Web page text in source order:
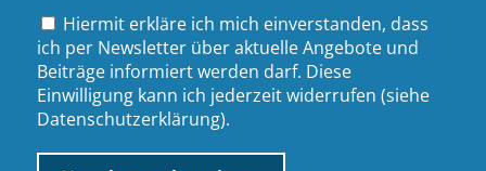
Hiermit erkläre ich mich einverstanden, dass
ich per Newsletter über aktuelle Angebote und
Beiträge informiert werden darf. Diese
Einwilligung kann ich jederzeit widerrufen (siehe
Datenschutzerklärung).